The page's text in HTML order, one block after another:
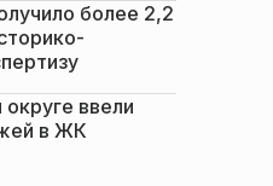
более 2,2
ввели
в ЖК